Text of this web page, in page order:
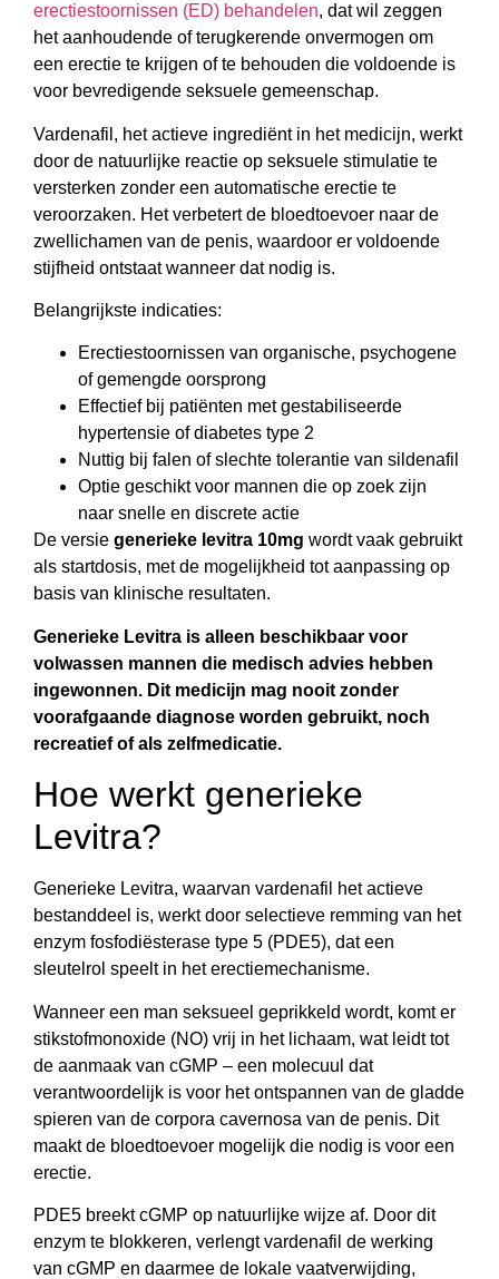
erectiestoornissen (ED) behandelen, dat wil zeggen
het aanhoudende of terugkerende onvermogen om
een erectie te krijgen of te behouden die voldoende is
voor bevredigende seksuele gemeenschap.
Vardenafil, het actieve ingrediënt in het medicijn, werkt
door de natuurlijke reactie op seksuele stimulatie te
versterken zonder een automatische erectie te
veroorzaken. Het verbetert de bloedtoevoer naar de
zwellichamen van de penis, waardoor er voldoende
stijfheid ontstaat wanneer dat nodig is.
Belangrijkste indicaties:
Erectiestoornissen van organische, psychogene
of gemengde oorsprong
Effectief bij patiënten met gestabiliseerde
hypertensie of diabetes type 2
Nuttig bij falen of slechte tolerantie van sildenafil
Optie geschikt voor mannen die op zoek zijn
naar snelle en discrete actie
De versie generieke levitra 10mg wordt vaak gebruikt
als startdosis, met de mogelijkheid tot aanpassing op
basis van klinische resultaten.
Generieke Levitra is alleen beschikbaar voor
volwassen mannen die medisch advies hebben
ingewonnen. Dit medicijn mag nooit zonder
voorafgaande diagnose worden gebruikt, noch
recreatief of als zelfmedicatie.
Hoe werkt generieke
Levitra?
Generieke Levitra, waarvan vardenafil het actieve
bestanddeel is, werkt door selectieve remming van het
enzym fosfodiësterase type 5 (PDE5), dat een
sleutelrol speelt in het erectiemechanisme.
Wanneer een man seksueel geprikkeld wordt, komt er
stikstofmonoxide (NO) vrij in het lichaam, wat leidt tot
de aanmaak van cGMP – een molecuul dat
verantwoordelijk is voor het ontspannen van de gladde
spieren van de corpora cavernosa van de penis. Dit
maakt de bloedtoevoer mogelijk die nodig is voor een
erectie.
PDE5 breekt cGMP op natuurlijke wijze af. Door dit
enzym te blokkeren, verlengt vardenafil de werking
van cGMP en daarmee de lokale vaatverwijding,